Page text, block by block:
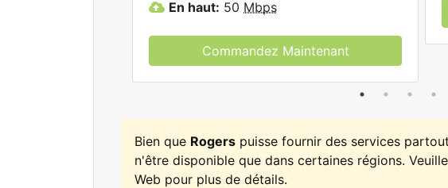
En haut: 50 Mbps
Commandez Maintenant
Bien que Rogers puisse fournir des services
n'être disponible que dans certaines régions.
Web pour plus de détails.